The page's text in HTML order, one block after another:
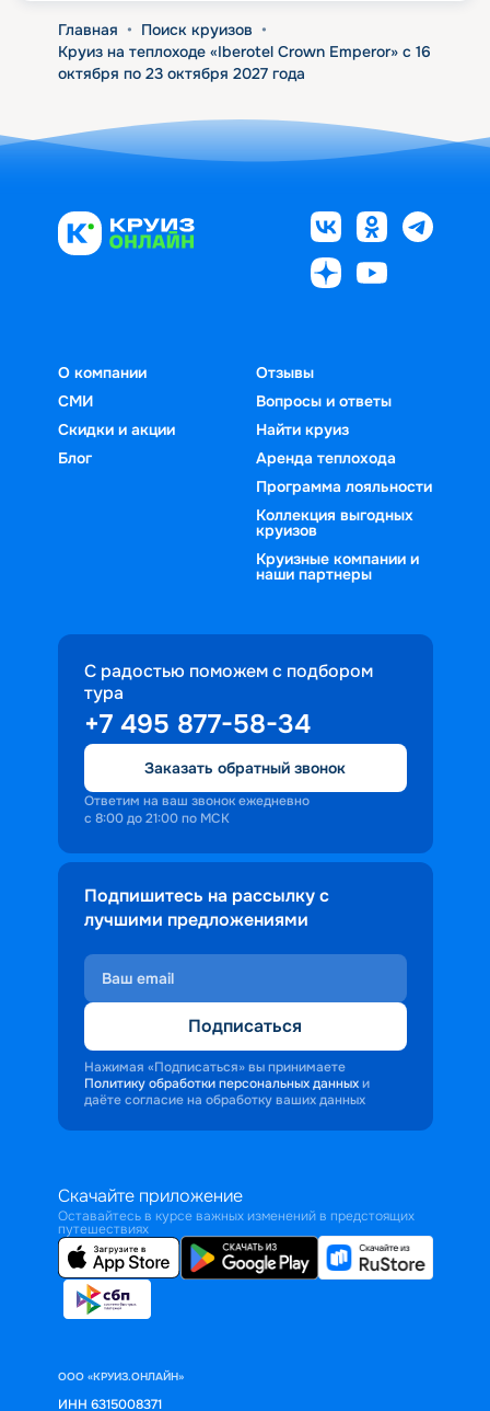
Главная • Поиск круизов •
Круиз на теплоходе «Iberotel Crown Emperor» с 16
октября по 23 октября 2027 года
О компании
СМИ
Скидки и акции
Блог
Отзывы
Вопросы и ответы
Найти круиз
Аренда теплохода
Программа лояльности
Коллекция выгодных
круизов
Круизные компании и
наши партнеры
С радостью поможем с подбором
тура
+7 495 877-58-34
Заказать обратный звонок
Ответим на ваш звонок ежедневно
с 8:00 до 21:00 по МСК
Подпишитесь на рассылку с
лучшими предложениями
Подписаться
Нажимая «Подписаться» вы принимаете
Политику обработки персональных данных и
даёте согласие на обработку ваших данных
Скачайте приложение
Оставайтесь в курсе важных изменений в предстоящих
путешествиях
ООО «КРУИЗ.ОНЛАЙН»
ИНН 6315008371